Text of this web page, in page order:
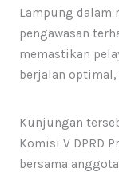
Lampung dalam
pengawasan
memastikan
berjalan optimal,
Kunjungan
Komisi V DPRD
bersama